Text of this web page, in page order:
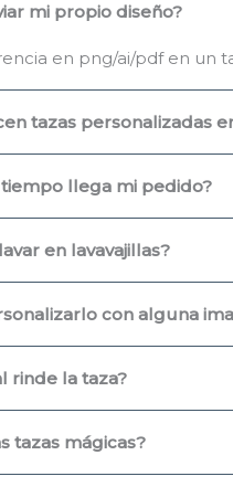
mi propio diseño?
en png/ai/pdf en un
tazas personalizadas
llega mi pedido?
en lavavajillas?
con alguna
rinde la taza?
tazas mágicas?